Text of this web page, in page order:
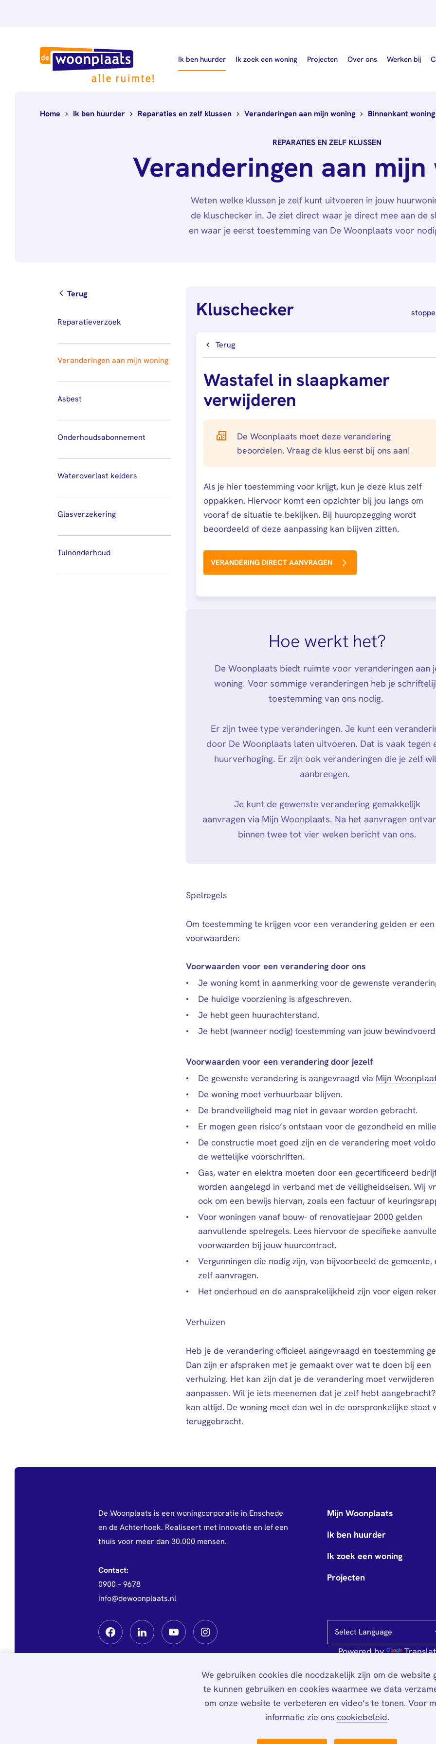
Ik ben huurder Ik zoek een woning Projecten Over ons
Wie wij zijn
Nieuws
Publicaties
Werken bij
Home Ik ben huurder Reparaties en zelf klussen Veranderingen aan mijn woning Binnenkant woning
REPARATIES EN ZELF KLUSSEN
Veranderingen aan mijn
Weten welke klussen je zelf kunt uitvoeren in jouw
de kluschecker in. Je ziet direct waar je direct mee aan de
en waar je eerst toestemming van De Woonplaats voor
Terug
Reparatieverzoek
Veranderingen aan mijn woning
Asbest
Onderhoudsabonnement
Wateroverlast kelders
Glasverzekering
Tuinonderhoud
Kluschecker
Terug
Wastafel in slaapkamer
verwijderen
De Woonplaats moet deze verandering
beoordelen. Vraag de klus eerst bij ons aan!
Als je hier toestemming voor krijgt, kun je deze klus zelf
oppakken. Hiervoor komt een opzichter bij jou langs om
vooraf de situatie te bekijken. Bij huuropzegging wordt
beoordeeld of deze aanpassing kan blijven zitten.
VERANDERING DIRECT AANVRAGEN
Hoe werkt het?
De Woonplaats biedt ruimte voor veranderingen aan
woning. Voor sommige veranderingen heb je
toestemming van ons nodig.
Er zijn twee type veranderingen. Je kunt een
door De Woonplaats laten uitvoeren. Dat is vaak tegen
huurverhoging. Er zijn ook veranderingen die je zelf
aanbrengen.
Je kunt de gewenste verandering gemakkelijk
aanvragen via Mijn Woonplaats. Na het aanvragen
binnen twee tot vier weken bericht van ons.
Spelregels
Om toestemming te krijgen voor een verandering gelden er
voorwaarden:
Voorwaarden voor een verandering door ons
Je woning komt in aanmerking voor de gewenste
De huidige voorziening is afgeschreven.
Je hebt geen huurachterstand.
Je hebt (wanneer nodig) toestemming van jouw
Voorwaarden voor een verandering door jezelf
De gewenste verandering is aangevraagd via Mijn
De woning moet verhuurbaar blijven.
De brandveiligheid mag niet in gevaar worden gebracht.
Er mogen geen risico’s ontstaan voor de gezondheid en
De constructie moet goed zijn en de verandering moet
de wettelijke voorschriften.
Gas, water en elektra moeten door een gecertificeerd
worden aangelegd in verband met de veiligheidseisen. Wij
ook om een bewijs hiervan, zoals een factuur of
Voor woningen vanaf bouw- of renovatiejaar 2000 gelden
aanvullende spelregels. Lees hiervoor de specifieke
voorwaarden bij jouw huurcontract.
Vergunningen die nodig zijn, van bijvoorbeeld de gemeente,
zelf aanvragen.
Het onderhoud en de aansprakelijkheid zijn voor eigen
Verhuizen
Heb je de verandering officieel aangevraagd en toestemming
Dan zijn er afspraken met je gemaakt over wat te doen bij een
verhuizing. Het kan zijn dat je de verandering moet
aanpassen. Wil je iets meenemen dat je zelf hebt
kan altijd. De woning moet dan wel in de oorspronkelijke staat
teruggebracht.
De Woonplaats is een woningcorporatie in Enschede
en de Achterhoek. Realiseert met innovatie en lef een
thuis voor meer dan 30.000 mensen.
Contact:
0900 – 9678
info@dewoonplaats.nl
Mijn Woonplaats
Ik ben huurder
Ik zoek een woning
Projecten
Powered by
We gebruiken cookies die noodzakelijk zijn om de website
te kunnen gebruiken en cookies waarmee we data
om onze website te verbeteren en video’s te tonen. Voor
informatie zie ons cookiebeleid.